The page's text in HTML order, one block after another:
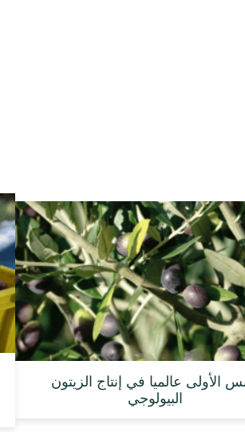
الأولى عالميا في إنتاج الزيتون
البيولوجي